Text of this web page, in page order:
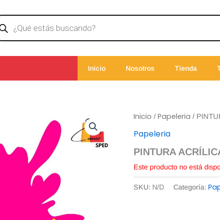
Inicio Nosotros Tienda
Inicio / Papeleria /
Papeleria
PINTURA
Este producto no está
SKU: N/D Categoría: